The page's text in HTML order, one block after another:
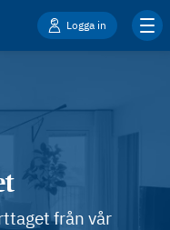
Logga in
från vår